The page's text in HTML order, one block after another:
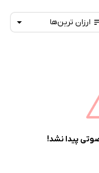
ارزان ترین‌ها
پرفروش‌ها
پربحث‌ها
پیدا نشد!